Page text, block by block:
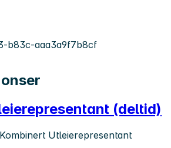
b83c-aaa3a9f7b8cf
(deltid)
Utleierepresentant